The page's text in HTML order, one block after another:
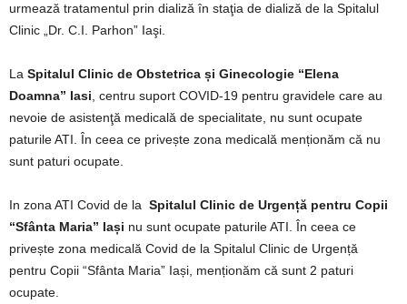
urmează tratamentul prin dializă în staţia de dializă de la Spitalul
Clinic „Dr. C.I. Parhon” Iaşi.
La Spitalul Clinic de Obstetrica și Ginecologie “Elena
Doamna” Iasi , centru suport COVID-19 pentru gravidele care au
nevoie de asistenţă medicală de specialitate, nu sunt ocupate
paturile ATI. În ceea ce privește zona medicală menționăm că nu
sunt paturi ocupate.
In zona ATI Covid de la Spitalul Clinic de Urgență pentru Copii
“Sfânta Maria” Iași nu sunt ocupate paturile ATI. În ceea ce
privește zona medicală Covid de la Spitalul Clinic de Urgență
pentru Copii “Sfânta Maria” Iași, menționăm că sunt 2 paturi
ocupate.